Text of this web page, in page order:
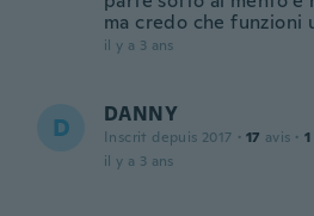
ma credo che funzioni
il y a 3 ans
D DANNY
Inscrit depuis 2017 · 17 avis · 1
il y a 3 ans